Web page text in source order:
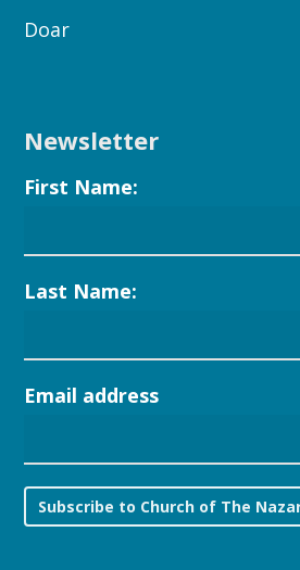
Doar
Newsletter
First Name:
Last Name:
Email address